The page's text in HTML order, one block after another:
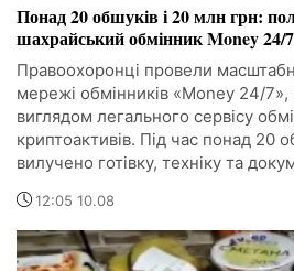
Понад 20 обшуків і 20 млн грн:
шахрайський обмінник Money 24/7
Правоохоронці провели
мережі обмінників «Money 24/
виглядом легального сервісу
криптоактивів. Під час понад 20
вилучено готівку, техніку та
12:05 10.08